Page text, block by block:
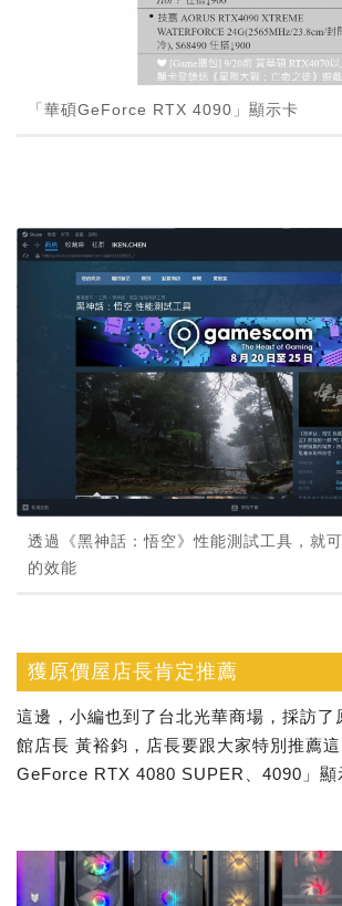
「華碩GeForce RTX 4090」顯示卡
透過《黑神話：悟空》性能測試工具，就
的效能
獲原價屋店長肯定推薦
這邊，小編也到了台北光華商場，採訪了
館店長 黃裕鈞，店長要跟大家特別推薦
GeForce RTX 4080 SUPER、4090」顯